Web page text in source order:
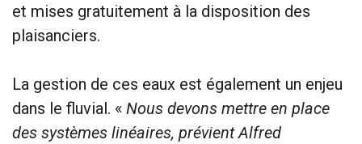
et mises gratuitement à la disposition des
plaisanciers.
La gestion de ces eaux est également un enjeu
dans le fluvial. « Nous devons mettre en place
des systèmes linéaires, prévient Alfred